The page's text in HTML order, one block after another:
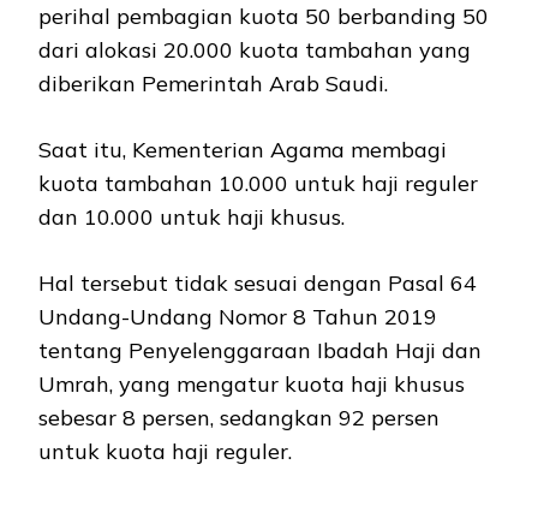
perihal pembagian kuota 50 berbanding 50
dari alokasi 20.000 kuota tambahan yang
diberikan Pemerintah Arab Saudi.
Saat itu, Kementerian Agama membagi
kuota tambahan 10.000 untuk haji reguler
dan 10.000 untuk haji khusus.
Hal tersebut tidak sesuai dengan Pasal 64
Undang-Undang Nomor 8 Tahun 2019
tentang Penyelenggaraan Ibadah Haji dan
Umrah, yang mengatur kuota haji khusus
sebesar 8 persen, sedangkan 92 persen
untuk kuota haji reguler.